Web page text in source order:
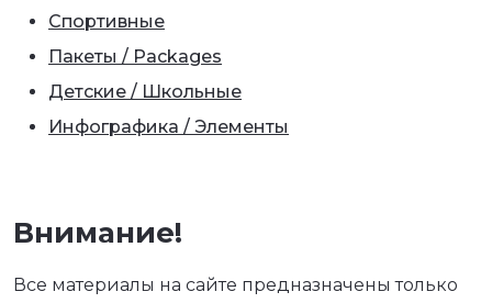
Спортивные
Пакеты / Packages
Детские / Школьные
Инфографика / Элементы
Внимание!
Все материалы на сайте предназначены только